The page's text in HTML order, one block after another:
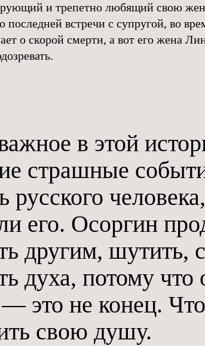
и трепетно любящий свою
последней встречи с супругой, во
о скорой смерти, а вот его жена
в этой
страшные
русского
его. Осоргин
другим, шутить,
духа, потому что
— это не конец.
свою душу.